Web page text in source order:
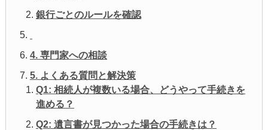
銀行ごとのルールを確認
4. 専門家への相談
5. よくある質問と解決策
Q1: 相続人が複数いる場合、どうやって手続きを
進める？
Q2: 遺言書が見つかった場合の手続きは？